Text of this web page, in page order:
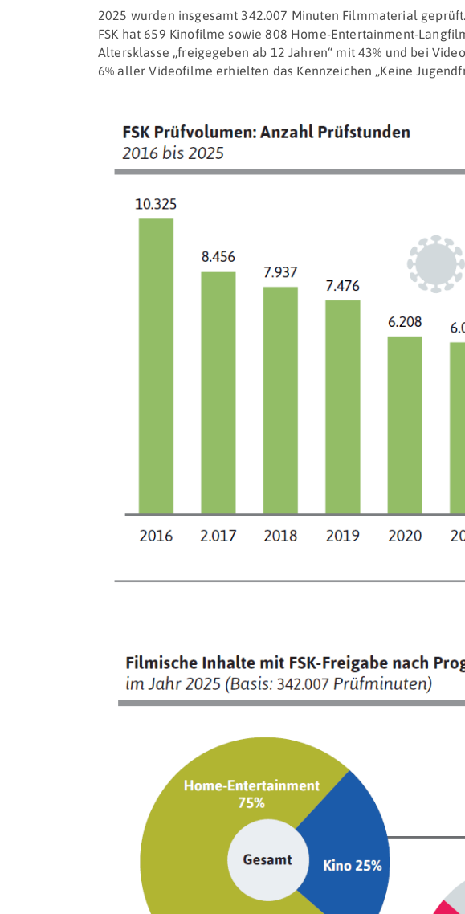
2025 wurden insgesamt 342.007 Minuten Filmmaterial
FSK hat 659 Kinofilme sowie 808 Home-Entertainment-
Altersklasse „freigegeben ab 12 Jahren“ mit 43% und bei
6% aller Videofilme erhielten das Kennzeichen „Keine